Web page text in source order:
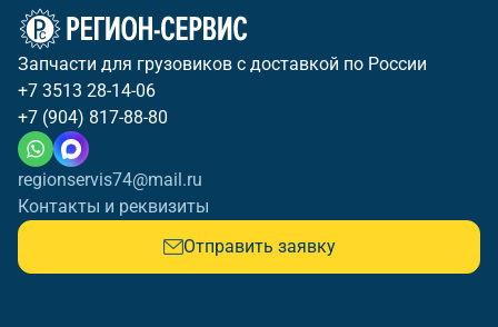
Запчасти для грузовиков с доставкой по России
+7 3513 28-14-06
+7 (904) 817-88-80
regionservis74@mail.ru
Контакты и реквизиты
Отправить заявку